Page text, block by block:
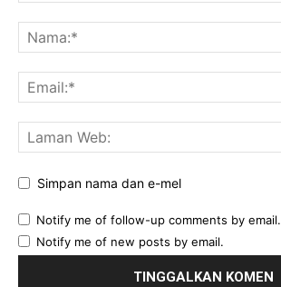
Simpan nama dan e-mel
Notify me of follow-up comments by email.
Notify me of new posts by email.